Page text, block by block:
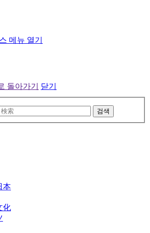
메뉴 열기
돌아가기
닫기
검색
本
化